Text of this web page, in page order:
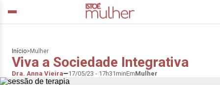
Início> Mulher
Viva a Sociedade Integrativa
Dra. Anna Vieira 17/05/23 - 17h31minEmMulher